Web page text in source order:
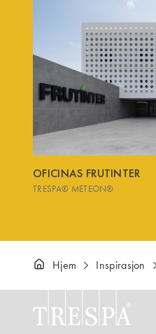
OFICINAS FRUTINTER
TRESPA® METEON®
Hjem Inspirasjon